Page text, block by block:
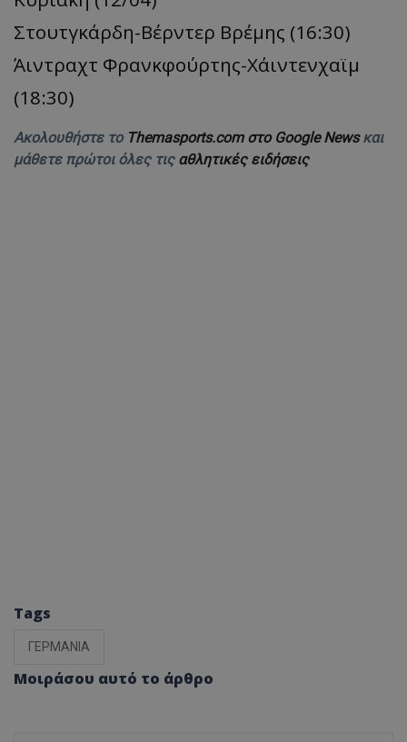
Στουτγκάρδη-Βέρντερ Βρέμης (16:30)
Άιντραχτ Φρανκφούρτης-Χάιντενχαϊμ
(18:30)
Ακολουθήστε το Themasports.com στο Google Newsκαι
μάθετε πρώτοι όλες τις αθλητικές ειδήσεις
Tags
ΓΕΡΜΑΝΙΑ
Μοιράσου αυτό το άρθρο